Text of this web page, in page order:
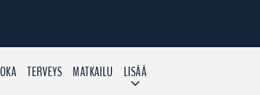
TERVEYS MATKAILU LISÄÄ